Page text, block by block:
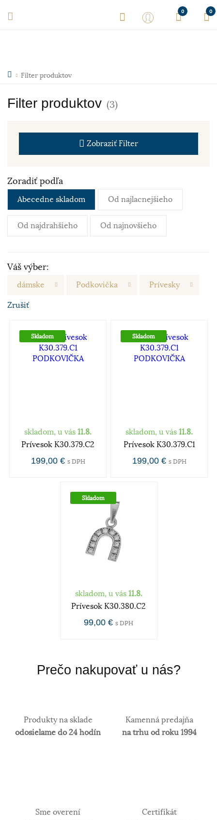
0 0
Filter produktov
Filter produktov (3)
Zobraziť Filter
Zoradiť podľa
Abecedne skladom Od najlacnejšieho
Od najdrahšieho Od najnovšieho
Váš výber:
dámske Podkovička Prívesky
Zrušiť
Skladom
skladom, u vás 11.8.
Prívesok K30.379.C2
199,00 € s DPH
Skladom
skladom, u vás 11.8.
Prívesok K30.379.C1
199,00 € s DPH
Skladom
skladom, u vás 11.8.
Prívesok K30.380.C2
99,00 € s DPH
Prečo nakupovať u nás?
Produkty na sklade
odosielame do 24 hodín
Kamenná predajňa
na trhu od roku 1994
Sme overení
Certifikát